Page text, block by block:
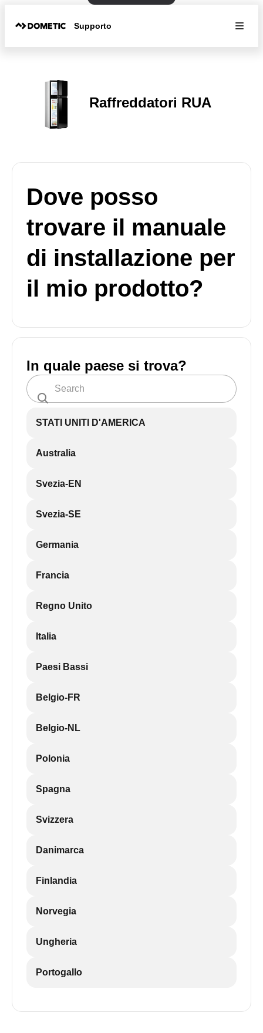
Supporto
Raffreddatori RUA
Dove posso
trovare il manuale
di installazione per
il mio prodotto?
In quale paese si trova?
STATI UNITI D'AMERICA
Australia
Svezia-EN
Svezia-SE
Germania
Francia
Regno Unito
Italia
Paesi Bassi
Belgio-FR
Belgio-NL
Polonia
Spagna
Svizzera
Danimarca
Finlandia
Norvegia
Ungheria
Portogallo